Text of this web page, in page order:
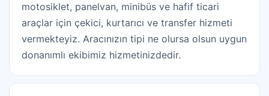
motosiklet, panelvan, minibüs ve hafif ticari
araçlar için çekici, kurtarıcı ve transfer hizmeti
vermekteyiz. Aracınızın tipi ne olursa olsun uygun
donanımlı ekibimiz hizmetinizdedir.